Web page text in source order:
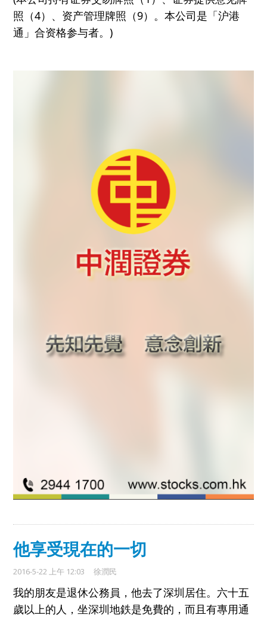
照 （4） 、资产管理牌照 （9） 。本公司是「沪港
通」合资格参与者。)
他享受現在的一切
2016-5-22 上午 12:03 徐潤民
我的朋友是退休公務員，他去了深圳居住。 六十五
歲以上的人，坐深圳地鉄是免費的，而且有專用通